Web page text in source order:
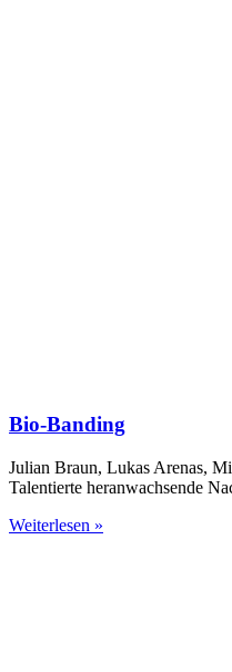
Bio-Banding
Julian Braun, Lukas Arenas,
Talentierte heranwachsende
Weiterlesen »